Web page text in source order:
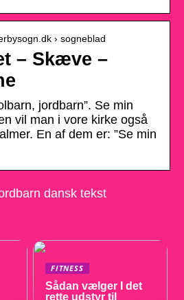
› sogneblad
– Skæve –
jordbarn”. Se min
vil man i vore kirke også
En af dem er: ”Se min
dansk tekst
FITNESS
Sådan vælger I det
rette udstyr til